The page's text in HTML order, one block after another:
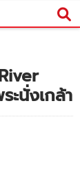
ะนั่งเกล้า